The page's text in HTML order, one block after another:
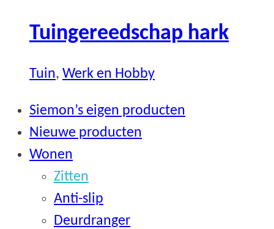
Tuingereedschap hark
Tuin, Werk en Hobby
Siemon’s eigen producten
Nieuwe producten
Wonen
Zitten
Anti-slip
Deurdranger